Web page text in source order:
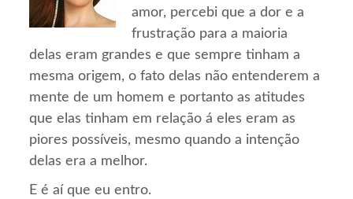
amor, percebi que a dor e a
frustração para a maioria
delas eram grandes e que sempre tinham a
mesma origem, o fato delas não entenderem a
mente de um homem e portanto as atitudes
que elas tinham em relação á eles eram as
piores possíveis, mesmo quando a intenção
delas era a melhor.
E é aí que eu entro.